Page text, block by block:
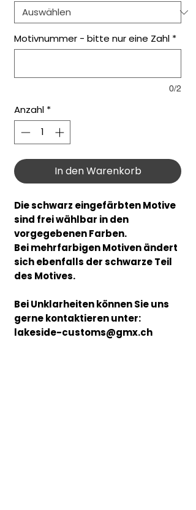
Motivnummer - bitte nur eine Zahl *
0/2
Anzahl *
In den Warenkorb
Die schwarz eingefärbten Motive
sind frei wählbar in den
vorgegebenen Farben.
Bei mehrfarbigen Motiven ändert
sich ebenfalls der schwarze Teil
des Motives.
Bei Unklarheiten können Sie uns
gerne kontaktieren unter:
lakeside-customs@gmx.ch